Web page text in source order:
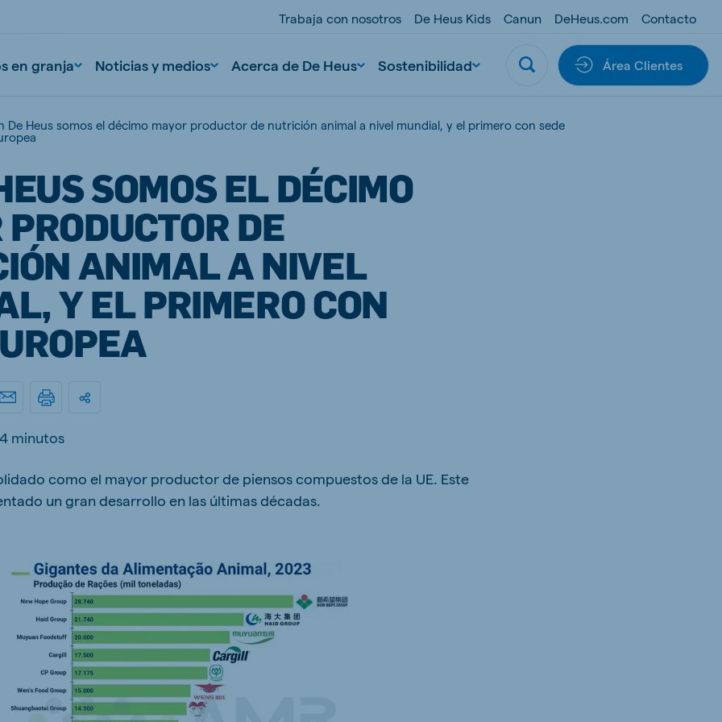
Trabaja con nosotros De Heus Kids Canun DeHeus.com Contacto
en granja Noticias y medios Acerca de De Heus Sostenibilidad Área Clientes
De Heus somos el décimo mayor productor de nutrición animal a nivel mundial, y el primero con sede
SOMOS EL DÉCIMO
DE
ANIMAL A NIVEL
Y EL PRIMERO CON
4 minutos
como el mayor productor de piensos compuestos de la UE. Este
un gran desarrollo en las últimas décadas.
Portugal
Portuguese
Indonesia
Ghana (Koudijs)
English
(Koudijs)